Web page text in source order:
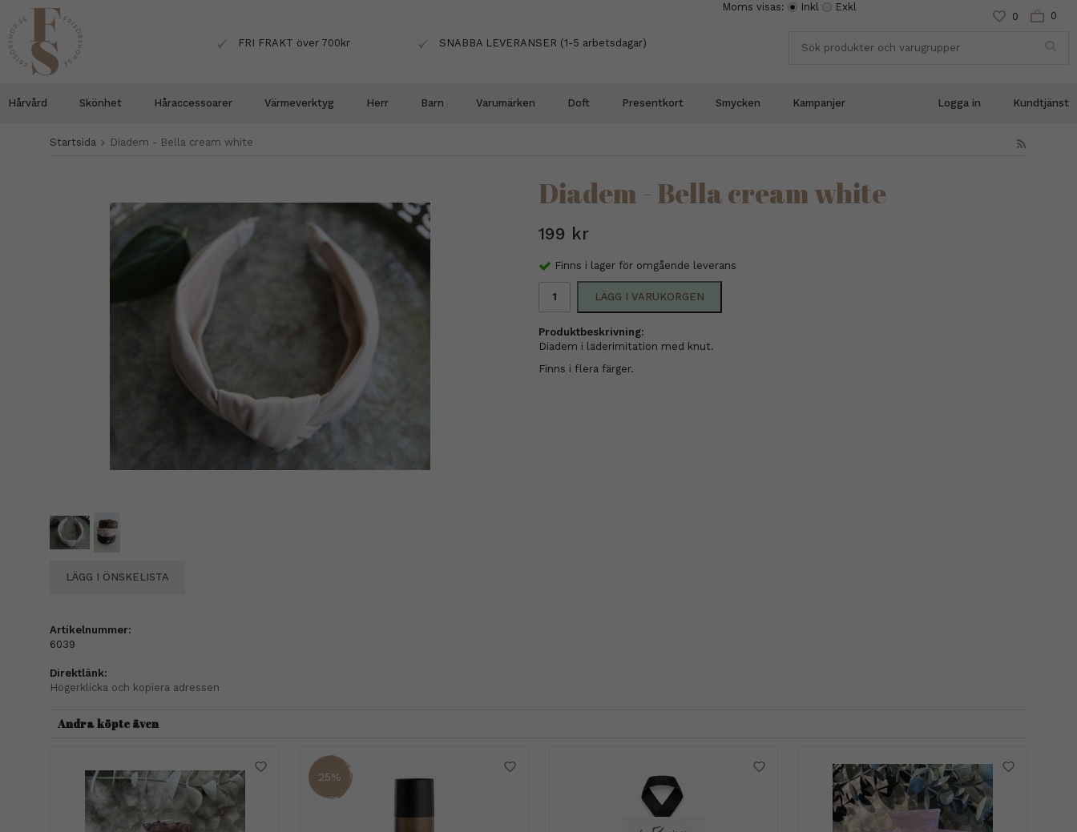
0 0
Moms visas: Inkl Exkl
FRI FRAKT över 700kr SNABBA LEVERANSER (1-5 arbetsdagar)
Hårvård Skönhet Håraccessoarer Värmeverktyg Herr Barn Varumärken Doft Presentkort Smycken Kampanjer Logga in Kundtjänst
Startsida Diadem - Bella cream white
Diadem - Bella cream white
199 kr
Finns i lager för omgående leverans
LÄGG I VARUKORGEN
Produktbeskrivning:
Diadem i läderimitation med knut.
Finns i flera färger.
LÄGG I ÖNSKELISTA
Artikelnummer:
6039
Direktlänk:
Högerklicka och kopiera adressen
Andra köpte även
25%